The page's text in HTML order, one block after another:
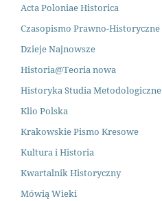
Acta Poloniae Historica
Czasopismo Prawno-Historyczne
Dzieje Najnowsze
Historia@Teoria nowa
Historyka Studia Metodologiczne
Klio Polska
Krakowskie Pismo Kresowe
Kultura i Historia
Kwartalnik Historyczny
Mówią Wieki